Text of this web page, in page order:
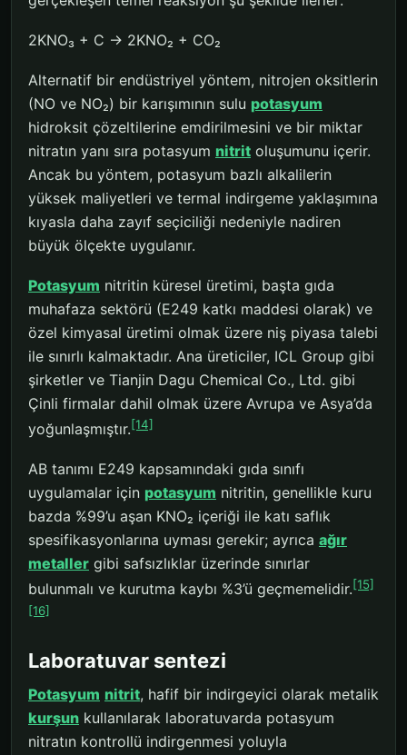
2KNO₃ + C → 2KNO₂ + CO₂
Alternatif bir endüstriyel yöntem, nitrojen oksitlerin
(NO ve NO₂) bir karışımının sulu potasyum
hidroksit çözeltilerine emdirilmesini ve bir miktar
nitratın yanı sıra potasyum nitrit oluşumunu içerir.
Ancak bu yöntem, potasyum bazlı alkalilerin
yüksek maliyetleri ve termal indirgeme yaklaşımına
kıyasla daha zayıf seçiciliği nedeniyle nadiren
büyük ölçekte uygulanır.
Potasyum nitritin küresel üretimi, başta gıda
muhafaza sektörü (E249 katkı maddesi olarak) ve
özel kimyasal üretimi olmak üzere niş piyasa talebi
ile sınırlı kalmaktadır. Ana üreticiler, ICL Group gibi
şirketler ve Tianjin Dagu Chemical Co., Ltd. gibi
Çinli firmalar dahil olmak üzere Avrupa ve Asya’da
yoğunlaşmıştır.[14]
AB tanımı E249 kapsamındaki gıda sınıfı
uygulamalar için potasyum nitritin, genellikle kuru
bazda %99’u aşan KNO₂ içeriği ile katı saflık
spesifikasyonlarına uyması gerekir; ayrıca ağır
metaller gibi safsızlıklar üzerinde sınırlar
bulunmalı ve kurutma kaybı %3’ü geçmemelidir.[15]
[16]
Laboratuvar sentezi
Potasyum nitrit, hafif bir indirgeyici olarak metalik
kurşun kullanılarak laboratuvarda potasyum
nitratın kontrollü indirgenmesi yoluyla